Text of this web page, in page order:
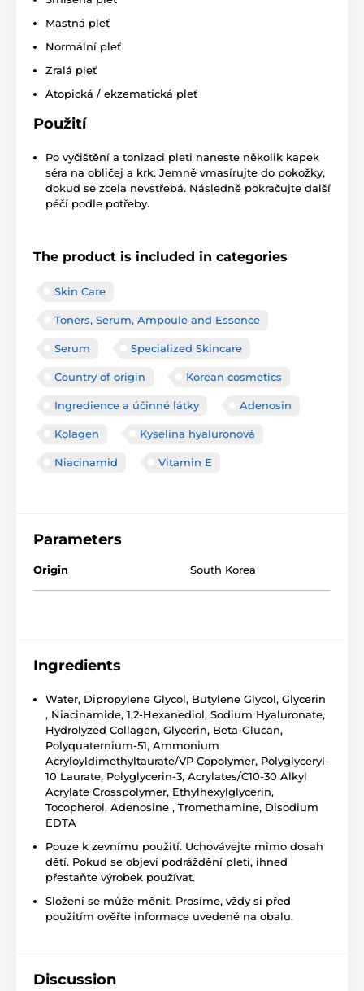
Mastná pleť
Normální pleť
Zralá pleť
Atopická / ekzematická pleť
Použití
Po vyčištění a tonizaci pleti naneste několik kapek
séra na obličej a krk. Jemně vmasírujte do pokožky,
dokud se zcela nevstřebá. Následně pokračujte další
péčí podle potřeby.
The product is included in categories
Skin Care
Toners, Serum, Ampoule and Essence
Serum Specialized Skincare
Country of origin Korean cosmetics
Ingredience a účinné látky Adenosin
Kolagen Kyselina hyaluronová
Niacinamid Vitamin E
Parameters
Origin South Korea
Ingredients
Water, Dipropylene Glycol, Butylene Glycol, Glycerin
, Niacinamide, 1,2-Hexanediol, Sodium Hyaluronate,
Hydrolyzed Collagen, Glycerin, Beta-Glucan,
Polyquaternium-51, Ammonium
Acryloyldimethyltaurate/VP Copolymer, Polyglyceryl-
10 Laurate, Polyglycerin-3, Acrylates/C10-30 Alkyl
Acrylate Crosspolymer, Ethylhexylglycerin,
Tocopherol, Adenosine , Tromethamine, Disodium
EDTA
Pouze k zevnímu použití. Uchovávejte mimo dosah
dětí. Pokud se objeví podráždění pleti, ihned
přestaňte výrobek používat.
Složení se může měnit. Prosíme, vždy si před
použitím ověřte informace uvedené na obalu.
Discussion